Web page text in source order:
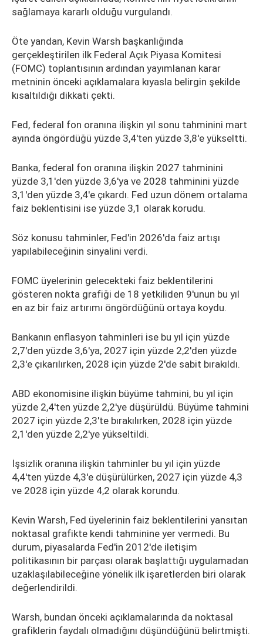
sağlamaya kararlı olduğu vurgulandı.
Öte yandan, Kevin Warsh başkanlığında
gerçekleştirilen ilk Federal Açık Piyasa Komitesi
(FOMC) toplantısının ardından yayımlanan karar
metninin önceki açıklamalara kıyasla belirgin şekilde
kısaltıldığı dikkati çekti.
Fed, federal fon oranına ilişkin yıl sonu tahminini mart
ayında öngördüğü yüzde 3,4'ten yüzde 3,8'e yükseltti.
Banka, federal fon oranına ilişkin 2027 tahminini
yüzde 3,1'den yüzde 3,6'ya ve 2028 tahminini yüzde
3,1'den yüzde 3,4'e çıkardı. Fed uzun dönem ortalama
faiz beklentisini ise yüzde 3,1 olarak korudu.
Söz konusu tahminler, Fed'in 2026'da faiz artışı
yapılabileceğinin sinyalini verdi.
FOMC üyelerinin gelecekteki faiz beklentilerini
gösteren nokta grafiği de 18 yetkiliden 9'unun bu yıl
en az bir faiz artırımı öngördüğünü ortaya koydu.
Bankanın enflasyon tahminleri ise bu yıl için yüzde
2,7'den yüzde 3,6'ya, 2027 için yüzde 2,2'den yüzde
2,3'e çıkarılırken, 2028 için yüzde 2'de sabit bırakıldı.
ABD ekonomisine ilişkin büyüme tahmini, bu yıl için
yüzde 2,4'ten yüzde 2,2'ye düşürüldü. Büyüme tahmini
2027 için yüzde 2,3'te bırakılırken, 2028 için yüzde
2,1'den yüzde 2,2'ye yükseltildi.
İşsizlik oranına ilişkin tahminler bu yıl için yüzde
4,4'ten yüzde 4,3'e düşürülürken, 2027 için yüzde 4,3
ve 2028 için yüzde 4,2 olarak korundu.
Kevin Warsh, Fed üyelerinin faiz beklentilerini yansıtan
noktasal grafikte kendi tahminine yer vermedi. Bu
durum, piyasalarda Fed'in 2012'de iletişim
politikasının bir parçası olarak başlattığı uygulamadan
uzaklaşılabileceğine yönelik ilk işaretlerden biri olarak
değerlendirildi.
Warsh, bundan önceki açıklamalarında da noktasal
grafiklerin faydalı olmadığını düşündüğünü belirtmişti.